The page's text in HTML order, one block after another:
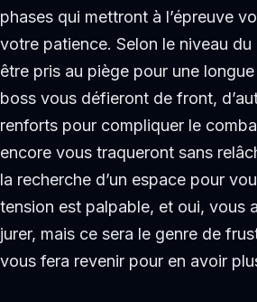
phases qui mettront à l’épreuve
votre patience. Selon le niveau
être pris au piège pour une
boss vous défieront de front,
renforts pour compliquer le
encore vous traqueront sans
la recherche d’un espace pour
tension est palpable, et oui, vous
jurer, mais ce sera le genre de
vous fera revenir pour en avoir